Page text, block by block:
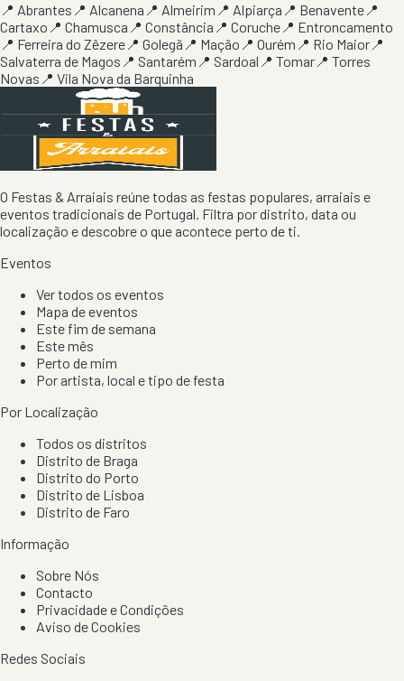
📍 Abrantes 📍 Alcanena 📍 Almeirim 📍 Alpiarça 📍 Benavente 📍
Cartaxo 📍 Chamusca 📍 Constância 📍 Coruche 📍 Entroncamento
📍 Ferreira do Zêzere 📍 Golegã 📍 Mação 📍 Ourém 📍 Rio Maior 📍
Salvaterra de Magos 📍 Santarém 📍 Sardoal 📍 Tomar 📍 Torres
Novas 📍 Vila Nova da Barquinha
O Festas & Arraiais reúne todas as festas populares, arraiais e
eventos tradicionais de Portugal. Filtra por distrito, data ou
localização e descobre o que acontece perto de ti.
Eventos
Ver todos os eventos
Mapa de eventos
Este fim de semana
Este mês
Perto de mim
Por artista, local e tipo de festa
Por Localização
Todos os distritos
Distrito de Braga
Distrito do Porto
Distrito de Lisboa
Distrito de Faro
Informação
Sobre Nós
Contacto
Privacidade e Condições
Aviso de Cookies
Redes Sociais